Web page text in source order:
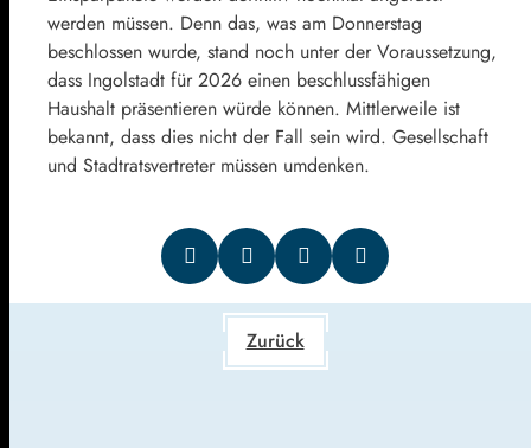
werden müssen. Denn das, was am Donnerstag
beschlossen wurde, stand noch unter der Voraussetzung,
dass Ingolstadt für 2026 einen beschlussfähigen
Haushalt präsentieren würde können. Mittlerweile ist
bekannt, dass dies nicht der Fall sein wird. Gesellschaft
und Stadtratsvertreter müssen umdenken.
Zurück